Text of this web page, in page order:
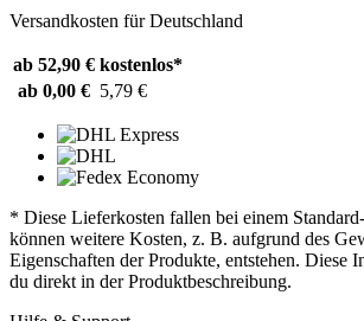
Versandkosten für Deutschland
ab 52,90 € kostenlos*
ab 0,00 € 5,79 €
* Diese Lieferkosten fallen bei einem
können weitere Kosten, z. B. aufgrund des
Eigenschaften der Produkte, entstehen. Diese
du direkt in der Produktbeschreibung.